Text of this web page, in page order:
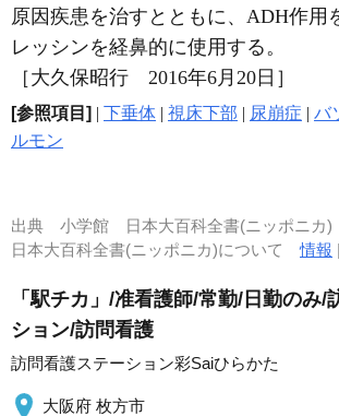
原因疾患を治すとともに、ADH作用
レッシンを経鼻的に使用する。
［大久保昭行 2016年6月20日］
[参照項目] | 下垂体 | 視床下部 | 尿崩症 | バ
ルモン
出典 小学館 日本大百科全書(ニッポニカ)
日本大百科全書(ニッポニカ)について情報 |
「駅チカ」/准看護師/常勤/日勤のみ/
ション/訪問看護
訪問看護ステーション彩Saiひらかた
大阪府 枚方市